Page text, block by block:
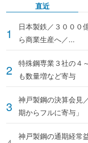
直近
日本製鉄／３０００
ら商業生産へ／...
特殊鋼専業３社の４
も数量増など寄与
神戸製鋼の決算会見
期からフルに寄与」
神戸製鋼の通期経常